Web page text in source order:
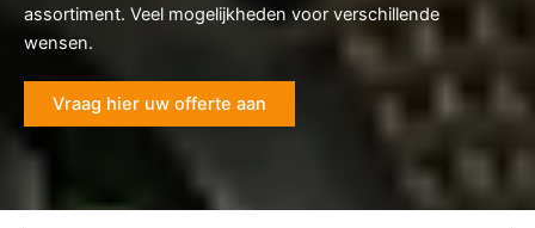
assortiment. Veel mogelijkheden voor verschillende
wensen.
Vraag hier uw offerte aan